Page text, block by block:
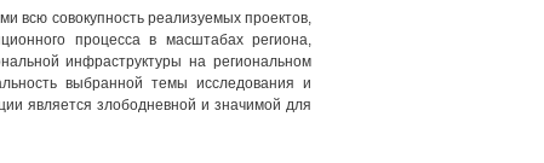
всю совокупность реализуемых проектов,
процесса в масштабах региона,
инфраструктуры на региональном
выбранной темы исследования и
является злободневной и значимой для